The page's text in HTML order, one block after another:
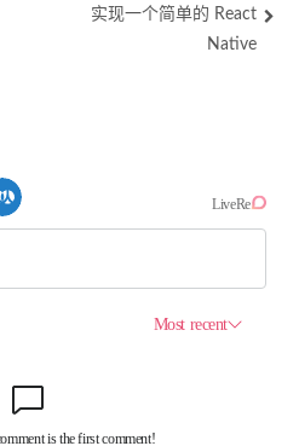
实现一个简单的 React
Native